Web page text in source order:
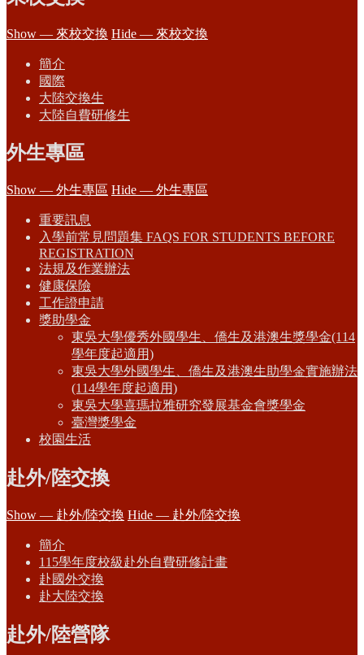
Show — 來校交換 Hide — 來校交換
簡介
國際
大陸交換生
大陸自費研修生
外生專區
Show — 外生專區 Hide — 外生專區
重要訊息
入學前常見問題集 FAQS FOR STUDENTS BEFORE
REGISTRATION
法規及作業辦法
健康保險
工作證申請
獎助學金
東吳大學優秀外國學生、僑生及港澳生獎學金(114
學年度起適用)
東吳大學外國學生、僑生及港澳生助學金實施辦法
(114學年度起適用)
東吳大學喜瑪拉雅研究發展基金會獎學金
臺灣獎學金
校園生活
赴外/陸交換
Show — 赴外/陸交換 Hide — 赴外/陸交換
簡介
115學年度校級赴外自費研修計畫
赴國外交換
赴大陸交換
赴外/陸營隊